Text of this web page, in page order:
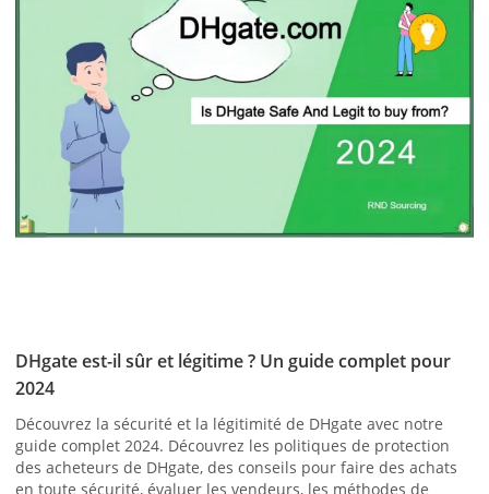
DHgate est-il sûr et légitime ? Un guide complet pour
2024
Découvrez la sécurité et la légitimité de DHgate avec notre
guide complet 2024. Découvrez les politiques de protection
des acheteurs de DHgate, des conseils pour faire des achats
en toute sécurité, évaluer les vendeurs, les méthodes de